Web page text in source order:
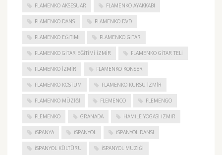
FLAMENKO AKSESUAR FLAMENKO AYAKKABI
FLAMENKO DANS FLAMENKO DVD
FLAMENKO EĞITIMI FLAMENKO GITAR
FLAMENKO GITAR EĞITIMI İZMIR FLAMENKO GITAR TELI
FLAMENKO IZMIR FLAMENKO KONSER
FLAMENKO KOSTÜM FLAMENKO KURSU İZMIR
FLAMENKO MÜZIĞI FLEMENCO FLEMENGO
FLEMENKO GRANADA HAMILE YOGASI İZMIR
ISPANYA İSPANYOL İSPANYOL DANSI
İSPANYOL KÜLTÜRÜ İSPANYOL MÜZIĞI